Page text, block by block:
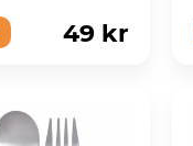
49 kr